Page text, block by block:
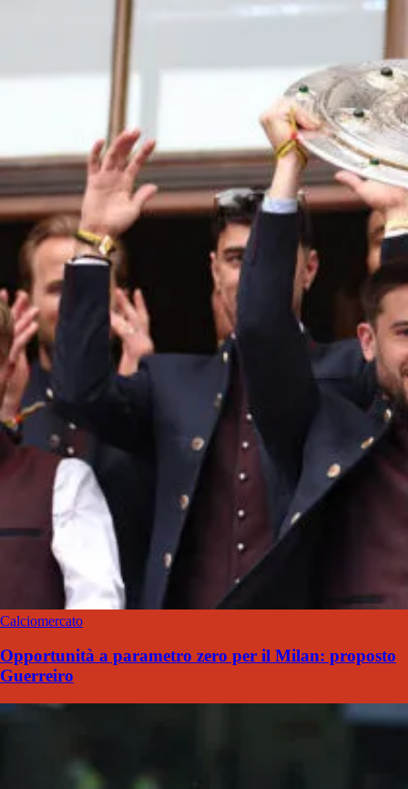
Calciomercato
Opportunità a parametro zero per il Milan: proposto
Guerreiro